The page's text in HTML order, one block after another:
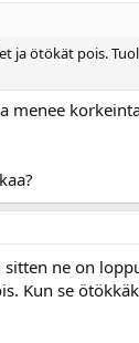
ja ötökät pois.
menee
ne on
Kun se